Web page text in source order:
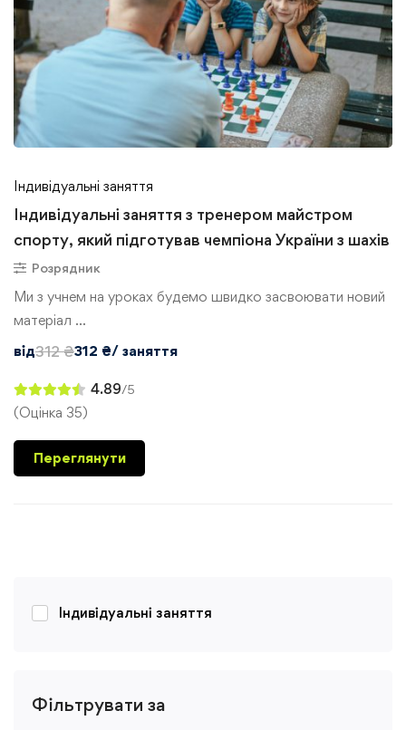
Індивідуальні заняття
Фільтрувати за
Індивідуальні заняття
Індивідуальні заняття з тренером майстром
спорту, який підготував чемпіона України з шахів
Розрядник
Ми з учнем на уроках будемо швидко засвоювати новий
матеріал …
від312₴312 ₴/ заняття
4.89/5
(Оцінка 35)
Переглянути